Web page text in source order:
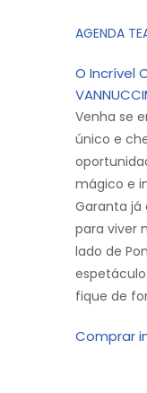
AGENDA
O Incrível
Venha se
único e
mágico e
Garanta já
para viver
lado de
fique de
Comprar